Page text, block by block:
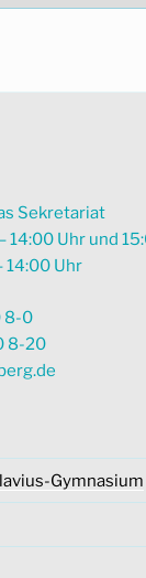
Sekretariat
14:00 Uhr und
14:00 Uhr
8-0
8-20
Gymnasium